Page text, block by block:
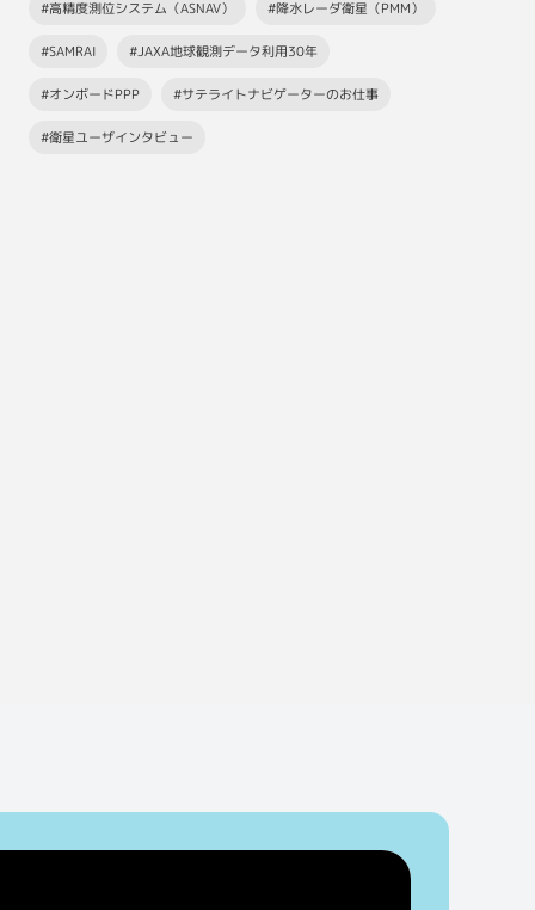
#高精度測位システム（ASNAV） #降水レーダ衛星（PMM）
#SAMRAI #JAXA地球観測データ利用30年
#オンボードPPP #サテライトナビゲーターのお仕事
#衛星ユーザインタビュー